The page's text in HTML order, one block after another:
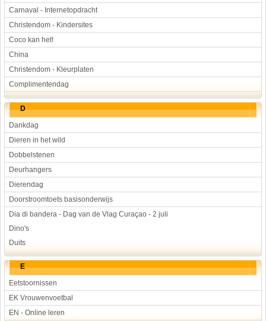
Carnaval - Internetopdracht
Christendom - Kindersites
Coco kan het!
China
Christendom - Kleurplaten
Complimentendag
D
Dankdag
Dieren in het wild
Dobbelstenen
Deurhangers
Dierendag
Doorstroomtoets basisonderwijs
Dia di bandera - Dag van de Vlag Curaçao - 2 juli
Dino's
Duits
E
Eetstoornissen
EK Vrouwenvoetbal
EN - Online leren